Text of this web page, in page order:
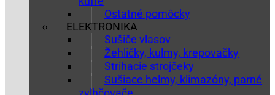
Ostatné pomôcky
ELEKTRONIKA
Sušiče vlasov
Žehličky, kulmy, krepovačky
Strihacie strojčeky
Sušiace helmy, klimazóny, parné